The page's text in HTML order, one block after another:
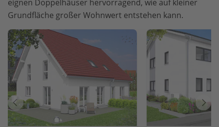
eignen Doppelhäuser hervorragend, wie auf kleiner
Grundfläche großer Wohnwert entstehen kann.
Vorheriges
Haus